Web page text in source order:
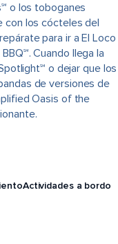
o los toboganes
con los cócteles del
para ir a El Loco
Cuando llega la
o dejar que los
de versiones de
Oasis of the
Actividades a bordo